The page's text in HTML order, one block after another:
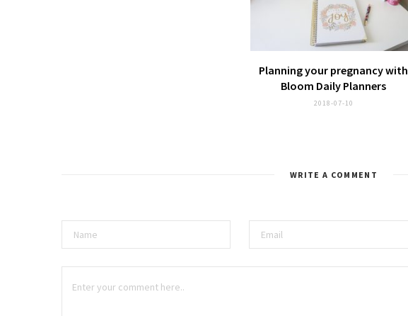
Planning your pregnancy with
Bloom Daily Planners
2018-07-10
WRITE A COMMENT